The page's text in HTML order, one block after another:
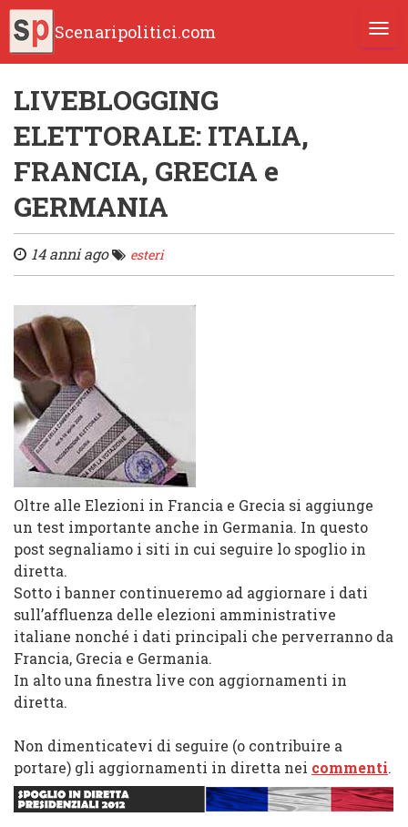
Scenaripolitici.com
LIVEBLOGGING
ELETTORALE: ITALIA,
FRANCIA, GRECIA e
GERMANIA
14 anni ago esteri
Oltre alle Elezioni in Francia e Grecia si aggiunge
un test importante anche in Germania. In questo
post segnaliamo i siti in cui seguire lo spoglio in
diretta.
Sotto i banner continueremo ad aggiornare i dati
sull’affluenza delle elezioni amministrative
italiane nonché i dati principali che perverranno da
Francia, Grecia e Germania.
In alto una finestra live con aggiornamenti in
diretta.
Non dimenticatevi di seguire (o contribuire a
portare) gli aggiornamenti in diretta nei commenti.